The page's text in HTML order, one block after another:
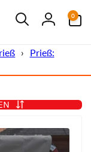
Einloggen
0
Artikel
›
Prieß: